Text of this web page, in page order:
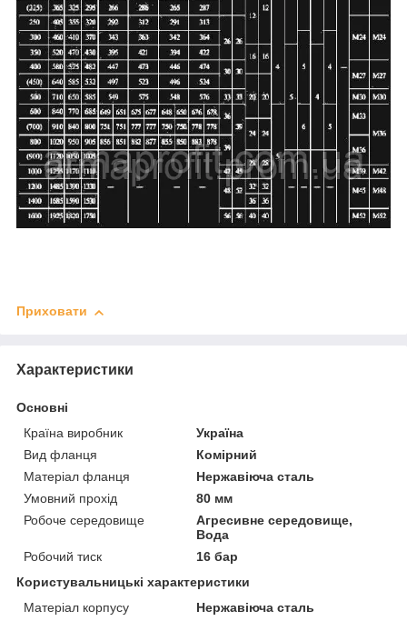
Приховати
Характеристики
Основні
Країна виробник
Україна
Вид фланця
Комірний
Матеріал фланця
Нержавіюча сталь
Умовний прохід
80 мм
Робоче середовище
Агресивне середовище,
Вода
Робочий тиск
16 бар
Користувальницькі характеристики
Матеріал корпусу
Нержавіюча сталь